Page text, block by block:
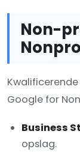
Non-
Google for
Business
opslag.